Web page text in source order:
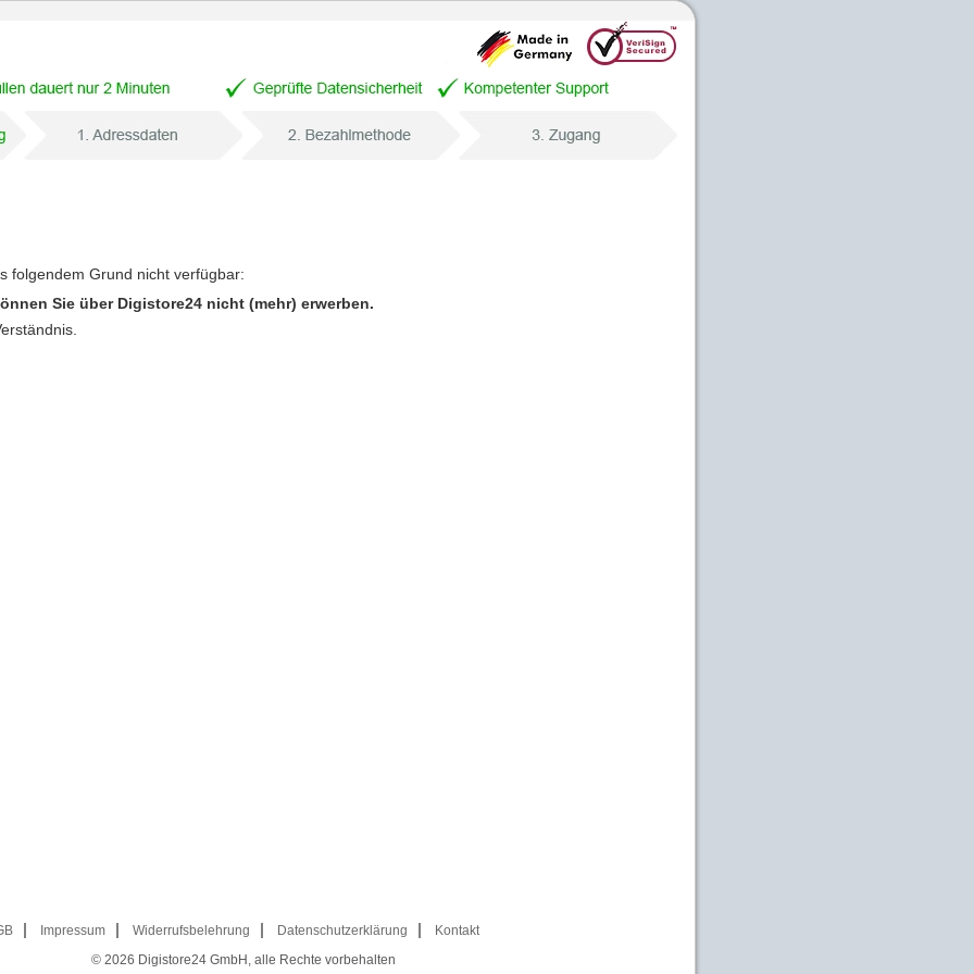
folgendem Grund nicht verfügbar:
Sie über Digistore24 nicht (mehr) erwerben.
Impressum Widerrufsbelehrung Datenschutzerklärung
Kontakt
© 2026 Digistore24 GmbH, alle Rechte vorbehalten